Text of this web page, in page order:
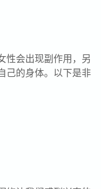
会出现副作用，另
己的身体。以下是非